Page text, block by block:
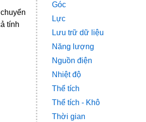
tính
Góc
Lực
Lưu trữ dữ liệu
Năng lượng
Nguồn điện
Nhiệt độ
Thể tích
Thể tích - Khô
Thời gian